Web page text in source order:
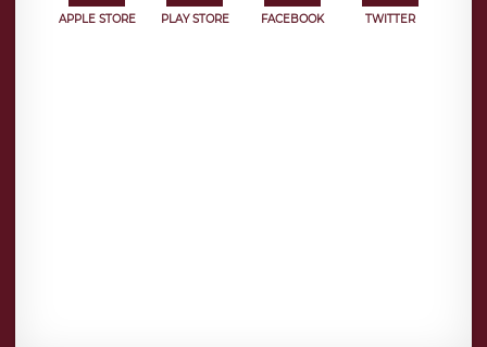
APPLE STORE PLAY STORE FACEBOOK TWITTER